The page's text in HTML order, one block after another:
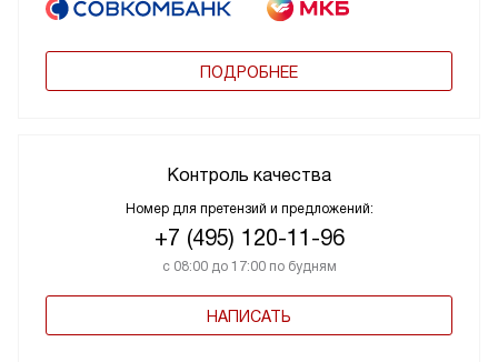
ПОДРОБНЕЕ
Контроль качества
Номер для претензий и предложений:
+7 (495) 120-11-96
с 08:00 до 17:00 по будням
НАПИСАТЬ